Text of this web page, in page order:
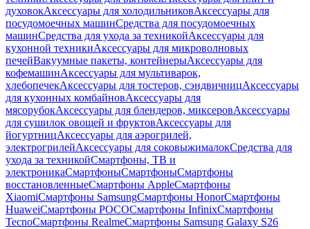
духовокАксессуары для холодильниковАксессуары для
посудомоечных машинСредства для посудомоечных
машинСредства для ухода за техникойАксессуары для
кухонной техникиАксессуары для микроволновых
печейВакуумные пакеты, контейнерыАксессуары для
кофемашинАксессуары для мультиварок,
хлебопечекАксессуары для тостеров, сэндвичницАксессуары
для кухонных комбайновАксессуары для
мясорубокАксессуары для блендеров, миксеровАксессуары
для сушилок овощей и фруктовАксессуары для
йогуртницАксессуары для аэрогрилей,
электрогрилейАксессуары для соковыжималокСредства для
ухода за техникойСмартфоны, ТВ и
электроникаСмартфоныСмартфоныСмартфоны
восстановленныеСмартфоны AppleСмартфоны
XiaomiСмартфоны SamsungСмартфоны HonorСмартфоны
HuaweiСмартфоны POCOСмартфоны InfinixСмартфоны
TecnoСмартфоны RealmeСмартфоны Samsung Galaxy S26